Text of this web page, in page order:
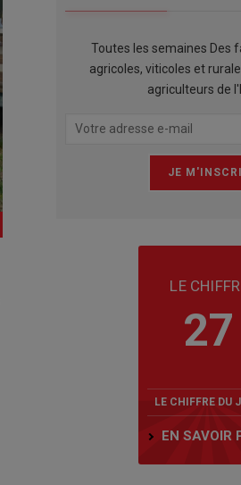
Toutes les semaines Des
agricoles, viticoles et
agriculteurs de
LE
27
LE CHIFFRE DU
EN SAVOIR